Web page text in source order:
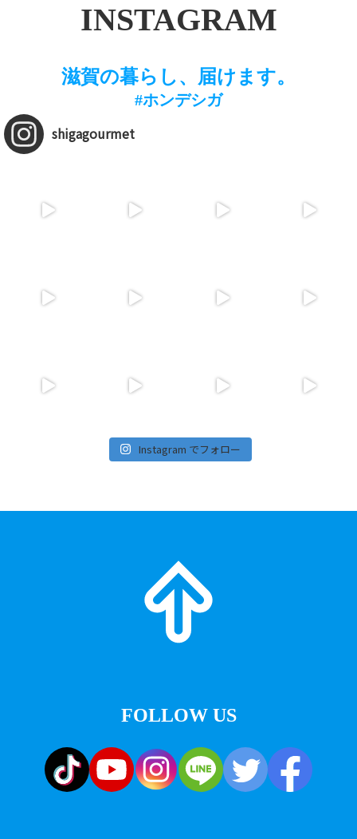
INSTAGRAM
滋賀の暮らし、届けます。
#ホンデシガ
shigagourmet
Instagram でフォロー
FOLLOW US